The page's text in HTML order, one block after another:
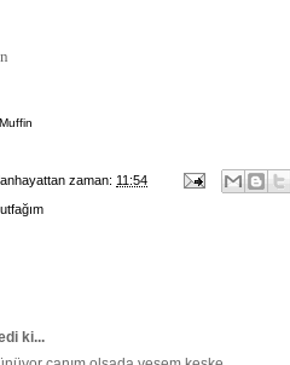
zaman: 11:54
ki...